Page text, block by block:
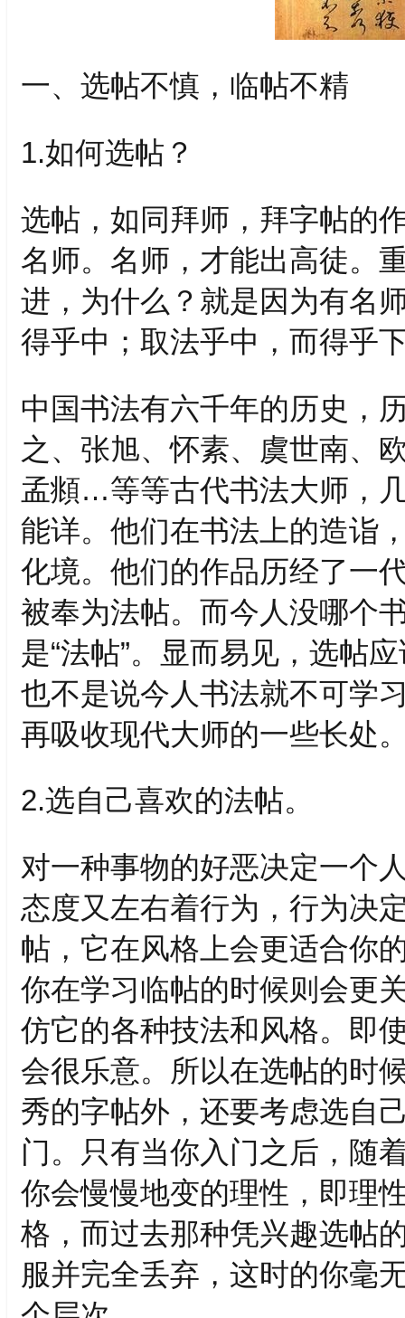
一、选帖不慎，临帖不精
1.如何选帖？
选帖，如同拜师，拜字帖的
名师。名师，才能出高徒。
进，为什么？就是因为有名
得乎中；取法乎中，而得乎
中国书法有六千年的历史，
之、张旭、怀素、虞世南、
孟頫…等等古代书法大师，
能详。他们在书法上的造诣
化境。他们的作品历经了一
被奉为法帖。而今人没哪个
是“法帖”。显而易见，选帖
也不是说今人书法就不可学
再吸收现代大师的一些长处
2.选自己喜欢的法帖。
对一种事物的好恶决定一个
态度又左右着行为，行为决
帖，它在风格上会更适合你
你在学习临帖的时候则会更
仿它的各种技法和风格。即
会很乐意。所以在选帖的时
秀的字帖外，还要考虑选自
门。只有当你入门之后，随
你会慢慢地变的理性，即理
格，而过去那种凭兴趣选帖
服并完全丢弃，这时的你毫